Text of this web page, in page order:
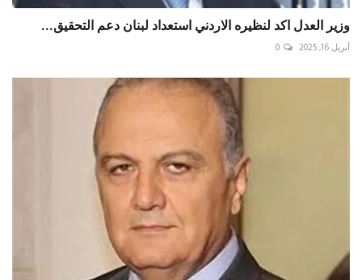
وزير العدل اكد لنظيره الاردني استعداد لبنان دعم التحقيق...
أبريل 16, 2025 0